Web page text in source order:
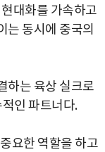
대화를 가속하고
는 동시에 중국의
하는 육상 실크로
인 파트너다.
요한 역할을 하고